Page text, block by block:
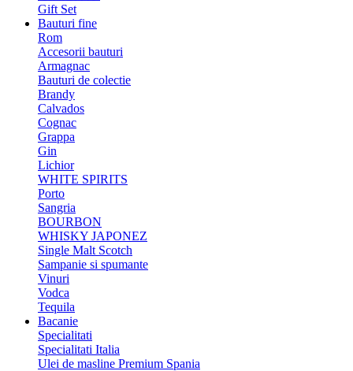
Gift Set
Bauturi fine
Rom
Accesorii bauturi
Armagnac
Bauturi de colectie
Brandy
Calvados
Cognac
Grappa
Gin
Lichior
WHITE SPIRITS
Porto
Sangria
BOURBON
WHISKY JAPONEZ
Single Malt Scotch
Sampanie si spumante
Vinuri
Vodca
Tequila
Bacanie
Specialitati
Specialitati Italia
Ulei de masline Premium Spania